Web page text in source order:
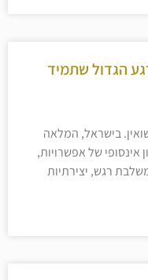
הגדול שתמיד
בישראל, המלאה
אינסופי של אפשרויות,
רגש, יצירתיות